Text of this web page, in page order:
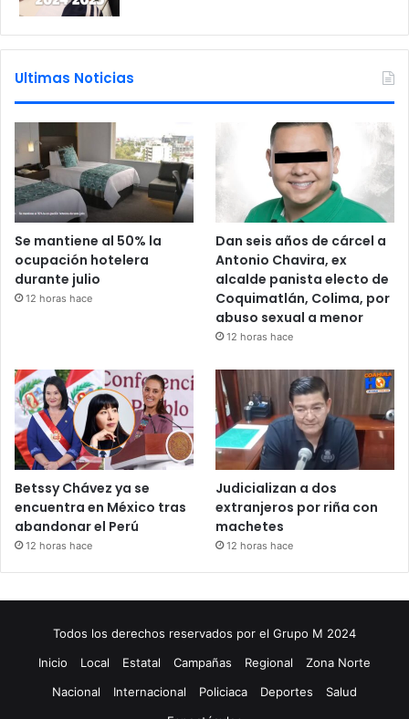
Ultimas Noticias
Se mantiene al 50% la
ocupación hotelera
durante julio
12 horas hace
Dan seis años de cárcel a
Antonio Chavira, ex
alcalde panista electo de
Coquimatlán, Colima, por
abuso sexual a menor
12 horas hace
Betssy Chávez ya se
encuentra en México tras
abandonar el Perú
12 horas hace
Judicializan a dos
extranjeros por riña con
machetes
12 horas hace
Todos los derechos reservados por el Grupo M 2024
Inicio
Local Estatal Campañas Regional
Zona Norte
Nacional
Internacional Policiaca Deportes
Salud